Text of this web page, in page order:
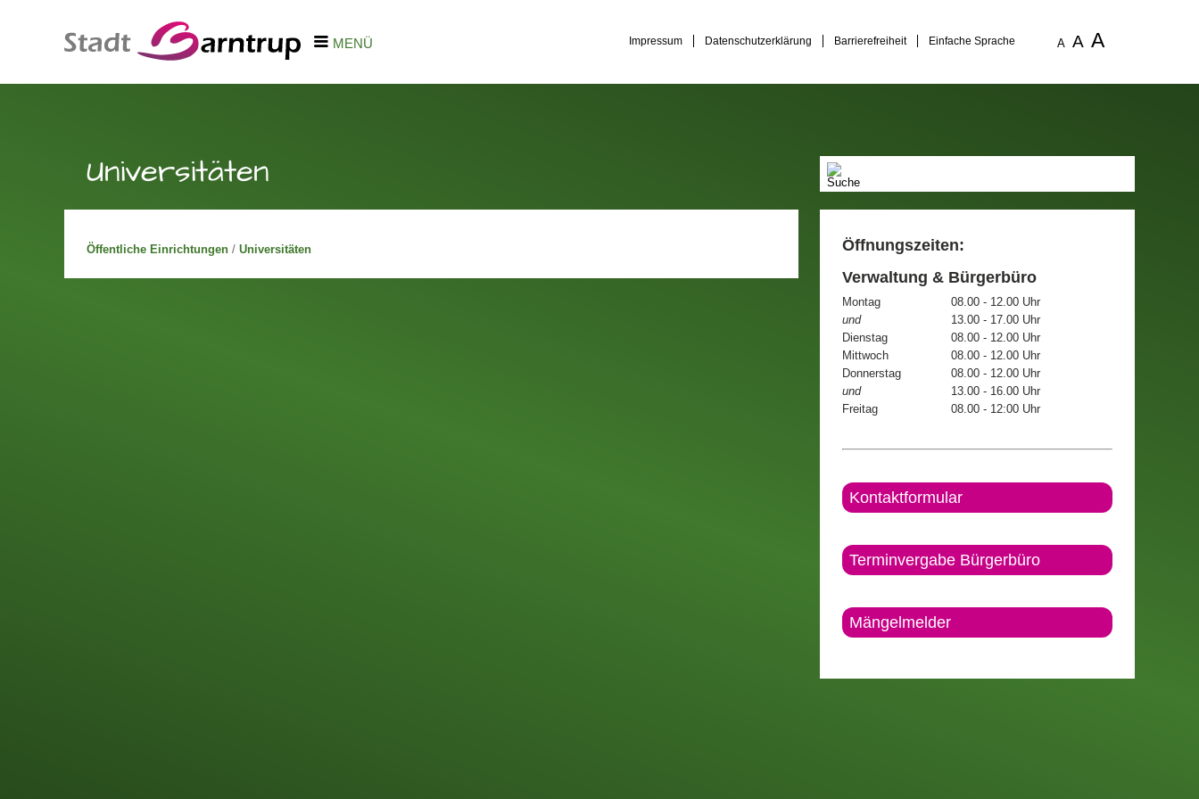
MENÜ Impressum Datenschutzerklärung Barrierefreiheit Einfache Sprache A A A
Universitäten
Öffentliche Einrichtungen / Universitäten
Öffnungszeiten:
Verwaltung & Bürgerbüro
Montag
08.00 - 12.00 Uhr
und
13.00 - 17.00 Uhr
Dienstag
08.00 - 12.00 Uhr
Mittwoch
08.00 - 12.00 Uhr
Donnerstag
08.00 - 12.00 Uhr
und
13.00 - 16.00 Uhr
Freitag
08.00 - 12:00 Uhr
Kontaktformular
Terminvergabe Bürgerbüro
Mängelmelder